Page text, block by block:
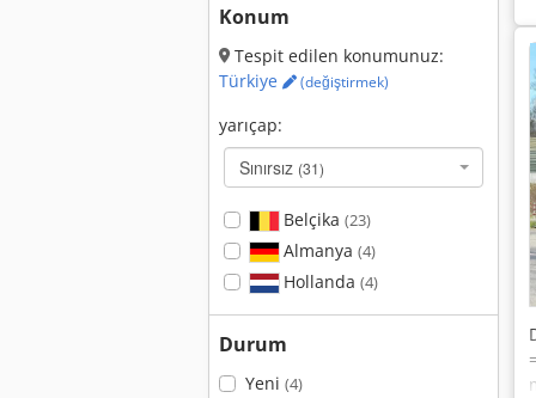
Konum
Tespit edilen konumunuz:
Türkiye
(değiştirmek)
yarıçap:
Sınırsız (31)
Belçika (23)
Almanya (4)
Hollanda (4)
Durum
Yeni (4)